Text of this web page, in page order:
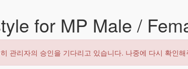
for MP Male /
관리자의 승인을 기다리고 있습니다. 나중에 다시 확인